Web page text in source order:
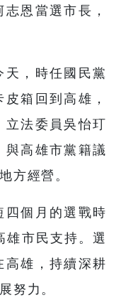
恩當選市長，
天，時任國民黨
箱回到高雄，
立法委員吳怡玎
與高雄市黨籍議
方經營。
四個月的選戰時
雄市民支持。選
高雄，持續深耕
努力。